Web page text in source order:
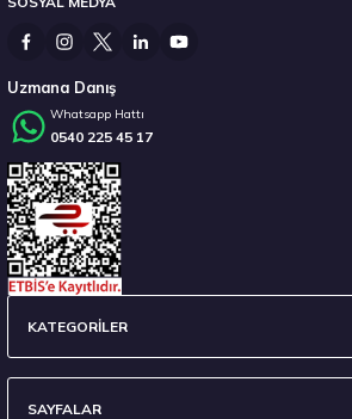
12.471,80 ₺
Stokta 2 Adet
Uzmana Danış
Whatsapp Hattı
0540 225 45 17
KATEGORİLER
SAYFALAR